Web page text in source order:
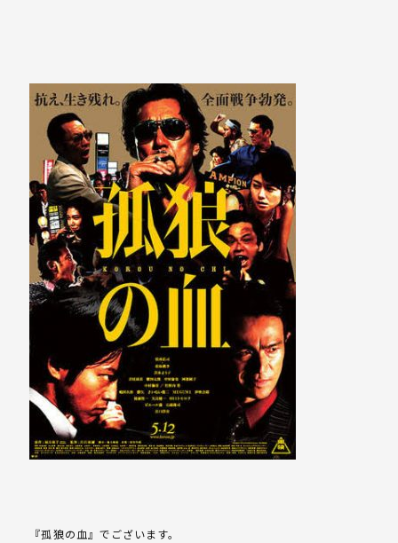
『孤狼の血』でございます。